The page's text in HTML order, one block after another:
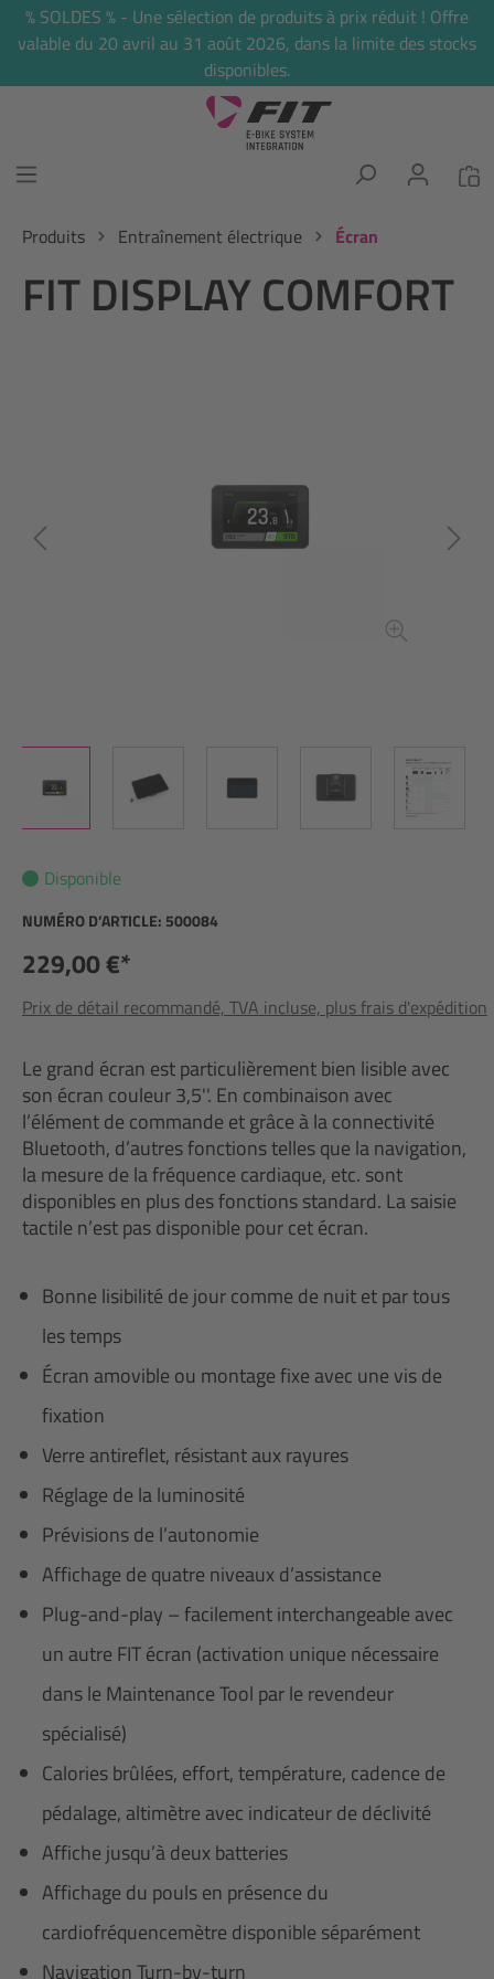
principal
% SOLDES % - Une sélection de produits à prix réduit ! Offre
valable du 20 avril au 31 août 2026, dans la limite des stocks
disponibles.
Produits Entraînement électrique Écran
FIT DISPLAY COMFORT
Disponible
NUMÉRO D’ARTICLE: 500084
229,00 €*
Prix de détail recommandé, TVA incluse, plus frais d'expédition
Le grand écran est particulièrement bien lisible avec
son écran couleur 3,5''. En combinaison avec
l’élément de commande et grâce à la connectivité
Bluetooth, d’autres fonctions telles que la navigation,
la mesure de la fréquence cardiaque, etc. sont
disponibles en plus des fonctions standard. La saisie
tactile n’est pas disponible pour cet écran.
Bonne lisibilité de jour comme de nuit et par tous
les temps
Écran amovible ou montage fixe avec une vis de
fixation
Verre antireflet, résistant aux rayures
Réglage de la luminosité
Prévisions de l’autonomie
Affichage de quatre niveaux d’assistance
Plug-and-play – facilement interchangeable avec
un autre FIT écran (activation unique nécessaire
dans le Maintenance Tool par le revendeur
spécialisé)
Calories brûlées, effort, température, cadence de
pédalage, altimètre avec indicateur de déclivité
Affiche jusqu’à deux batteries
Affichage du pouls en présence du
cardiofréquencemètre disponible séparément
Navigation Turn-by-turn